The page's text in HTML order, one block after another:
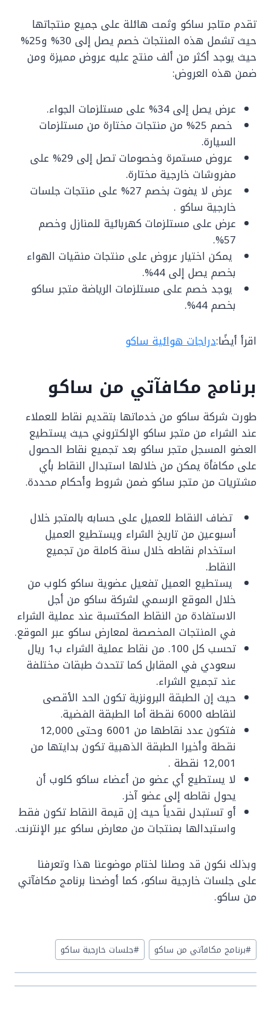
تقدم متاجر ساكو وثمت هائلة على جميع منتجاتها
حيث تشمل هذه المنتجات خصم يصل إلى 30% و25%
حيث يوجد أكثر من ألف منتج عليه عروض مميزة ومن
ضمن هذه العروض:
عرض يصل إلى 34% على مستلزمات الجواء.
خصم 25% من منتجات مختارة من مستلزمات
السيارة.
عروض مستمرة وخصومات تصل إلى 29% على
مفروشات خارجية مختارة.
عرض لا يفوت بخصم 27% على منتجات جلسات
خارجية ساكو .
عرض على مستلزمات كهربائية للمنازل وخصم
57%.
يمكن اختيار عروض على منتجات منقيات الهواء
بخصم يصل إلى 44%.
يوجد خصم على مستلزمات الرياضة متجر ساكو
بخصم 44%.
اقرأ أيضًا:دراجات هوائية ساكو
برنامج مكافآتي من ساكو
طورت شركة ساكو من خدماتها بتقديم نقاط للعملاء
عند الشراء من متجر ساكو الإلكتروني حيث يستطيع
العضو المسجل متجر ساكو بعد تجميع نقاط الحصول
على مكافأة يمكن من خلالها استبدال النقاط بأي
مشتريات من متجر ساكو ضمن شروط وأحكام محددة.
تضاف النقاط للعميل على حسابه بالمتجر خلال
أسبوعين من تاريخ الشراء ويستطيع العميل
استخدام نقاطه خلال سنة كاملة من تجميع
النقاط.
يستطيع العميل تفعيل عضوية ساكو كلوب من
خلال الموقع الرسمي لشركة ساكو من أجل
الاستفادة من النقاط المكتسبة عند عملية الشراء
في المنتجات المخصصة لمعارض ساكو عبر الموقع.
تحسب كل 100. من نقاط عملية الشراء ب1 ريال
سعودي في المقابل كما تتحدث طبقات مختلفة
عند تجميع الشراء.
حيث إن الطبقة البرونزية تكون الحد الأقصى
لنقاطه 6000 نقطة أما الطبقة الفضية.
فتكون عدد نقاطها من 6001 وحتى 12,000
نقطة وأخيرا الطبقة الذهبية تكون بدايتها من
12,001 نقطة .
لا يستطيع أي عضو من أعضاء ساكو كلوب أن
يحول نقاطه إلى عضو آخر.
أو تستبدل نقدياً حيث إن قيمة النقاط تكون فقط
واستبدالها بمنتجات من معارض ساكو عبر الإنترنت.
وبذلك نكون قد وصلنا لختام موضوعنا هذا وتعرفنا
على جلسات خارجية ساكو، كما أوضحنا برنامج مكافآتي
من ساكو.
Post
Tags:
#برنامج مكافآتي من ساكو #جلسات خارجية ساكو